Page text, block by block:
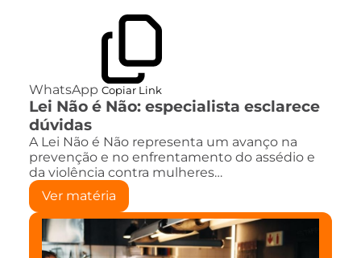
WhatsApp Copiar Link
Lei Não é Não: especialista esclarece
dúvidas
A Lei Não é Não representa um avanço na
prevenção e no enfrentamento do assédio e
da violência contra mulheres…
Ver matéria